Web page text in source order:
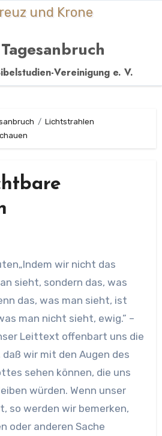
Vereinigung e. V.
Lichtstrahlen
wir nicht das
sieht, sondern das, was
das, was man sieht, ist
man nicht sieht, ewig.” –
Leittext offenbart uns die
wir mit den Augen des
sehen können, die uns
würden. Wenn unser
so werden wir bemerken,
oder anderen Sache